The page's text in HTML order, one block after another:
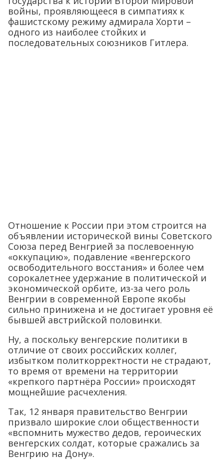
войны, проявляющееся в симпатиях к
фашистскому режиму адмирала Хорти –
одного из наиболее стойких и
последовательных союзников Гитлера.
Отношение к России при этом строится на
объявлении исторической вины Советского
Союза перед Венгрией за послевоенную
«оккупацию», подавление «венгерского
освободительного восстания» и более чем
сорокалетнее удержание в политической и
экономической орбите, из-за чего роль
Венгрии в современной Европе якобы
сильно принижена и не достигает уровня её
бывшей австрийской половинки.
Ну, а поскольку венгерские политики в
отличие от своих российских коллег,
избытком политкорректности не страдают,
то время от времени на территории
«крепкого партнёра России» происходят
мощнейшие расчехления.
Так, 12 января правительство Венгрии
призвало широкие слои общественности
«вспомнить мужество дедов, героических
венгерских солдат, которые сражались за
Венгрию на Дону».